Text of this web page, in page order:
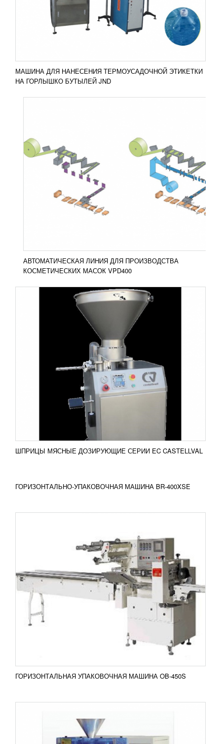
МАШИНА ДЛЯ НАНЕСЕНИЯ ТЕРМОУСАДОЧНОЙ ЭТИКЕТКИ
НА ГОРЛЫШКО БУТЫЛЕЙ JND
предназначенная для производства
косметических масок для лица широкого спектра.
Установка идеально...
ПОДРОБНЕЕ
Добавить в сравнение
АВТОМАТИЧЕСКАЯ ЛИНИЯ ДЛЯ ПРОИЗВОДСТВА
КОСМЕТИЧЕСКИХ МАСОК VPD400
ШПРИЦЫ МЯСНЫЕ ДОЗИРУЮЩИЕ
СЕРИИ EC CASTELLVAL
УЗНАТЬ ЦЕНУ
Данное оборудование предназначено для
переработки мясного сырья - перекручивания,
порционирования и непрерывного наполнения
различных оболочек....
ШПРИЦЫ МЯСНЫЕ ДОЗИРУЮЩИЕ СЕРИИ EC CASTELLVAL
ГОРИЗОНТАЛЬНО-УПАКОВОЧНАЯ МАШИНА BR-400XSE
ГОРИЗОНТАЛЬНАЯ УПАКОВОЧНАЯ
МАШИНА OB-450S
1 272 200RUB
Упаковочная машина OB-450S в ПЭ пленку
Основным отличием данной модели
горизонтального упаковщика 450й серии от своих
"коллег" по модельному...
ПОДРОБНЕЕ
Добавить в сравнение
ГОРИЗОНТАЛЬНАЯ УПАКОВОЧНАЯ МАШИНА OB-450S
ВЕРТИКАЛЬНАЯ УПАКОВОЧНАЯ МАШИНА
OB-200
УЗНАТЬ ЦЕНУ
Вертикальная упаковочная машина OB-200
применяется для создания небольших пакетов и
упаковки сыпучих, мелкоштучных,
гранулированных...